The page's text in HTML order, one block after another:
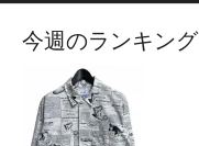
今週のランキング